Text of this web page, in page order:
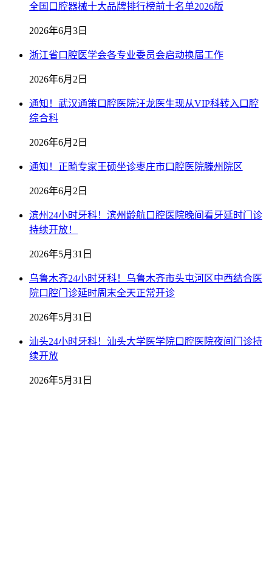
全国口腔器械十大品牌排行榜前十名单2026版
2026年6月3日
浙江省口腔医学会各专业委员会启动换届工作
2026年6月2日
通知！武汉通策口腔医院汪龙医生现从VIP科转入口腔
综合科
2026年6月2日
通知！正畸专家王硕坐诊枣庄市口腔医院滕州院区
2026年6月2日
滨州24小时牙科！滨州龄航口腔医院晚间看牙延时门诊
持续开放！
2026年5月31日
乌鲁木齐24小时牙科！乌鲁木齐市头屯河区中西结合医
院口腔门诊延时周末全天正常开诊
2026年5月31日
汕头24小时牙科！汕头大学医学院口腔医院夜间门诊持
续开放
2026年5月31日